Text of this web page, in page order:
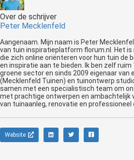
Over de schrijver
Peter Mecklenfeld
Aangenaam. Mijn naam is Peter
van tuin inspiratieplatform florum.nl. Het
die zich online oriënteren voor hun tuin de
en inspiratie aan te bieden. Ik ben zelf ruim
groene sector en sinds 2009 eigenaar van
(Mecklenfeld Tuinen) en tuinontwerp
samen met een specialistisch team om
met prachtige ontwerpen en ambachtelijk
van tuinaanleg, renovatie en professioneel
Website